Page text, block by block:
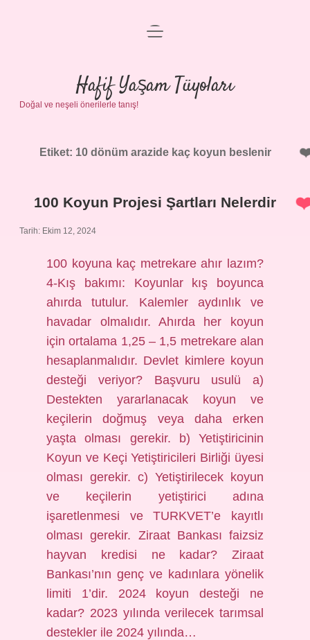
Anasayfa
Gizlilik Politikası
Yasal Uyarı
menüyü
Hafif Yaşam Tüyoları
Doğal ve neşeli önerilerle tanış!
Etiket: 10 dönüm arazide kaç koyun beslenir
100 Koyun Projesi Şartları Nelerdir
Tarih: Ekim 12, 2024
100 koyuna kaç metrekare ahır lazım?
4-Kış bakımı: Koyunlar kış boyunca
ahırda tutulur. Kalemler aydınlık ve
havadar olmalıdır. Ahırda her koyun
için ortalama 1,25 – 1,5 metrekare alan
hesaplanmalıdır. Devlet kimlere koyun
desteği veriyor? Başvuru usulü a)
Destekten yararlanacak koyun ve
keçilerin doğmuş veya daha erken
yaşta olması gerekir. b) Yetiştiricinin
Koyun ve Keçi Yetiştiricileri Birliği üyesi
olması gerekir. c) Yetiştirilecek koyun
ve keçilerin yetiştirici adına
işaretlenmesi ve TURKVET’e kayıtlı
olması gerekir. Ziraat Bankası faizsiz
hayvan kredisi ne kadar? Ziraat
Bankası’nın genç ve kadınlara yönelik
limiti 1’dir. 2024 koyun desteği ne
kadar? 2023 yılında verilecek tarımsal
destekler ile 2024 yılında…